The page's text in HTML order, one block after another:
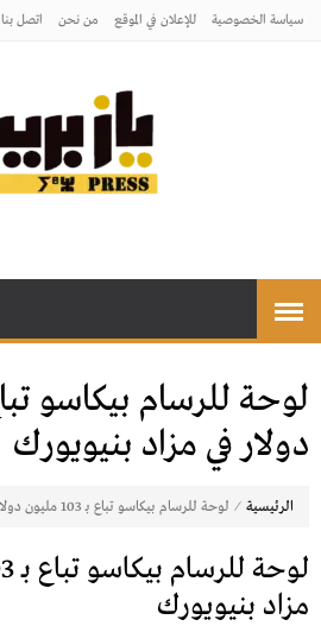
سياسة الخصوصية للإعلان في الموقع من نحن اتصل بنـا
دولار في مزاد بنيويورك
الرئيسية ⁄ لوحة للرسام بيكاسو تباع بـ 103 مليون دولار في مزاد بنيويورك
مزاد بنيويورك